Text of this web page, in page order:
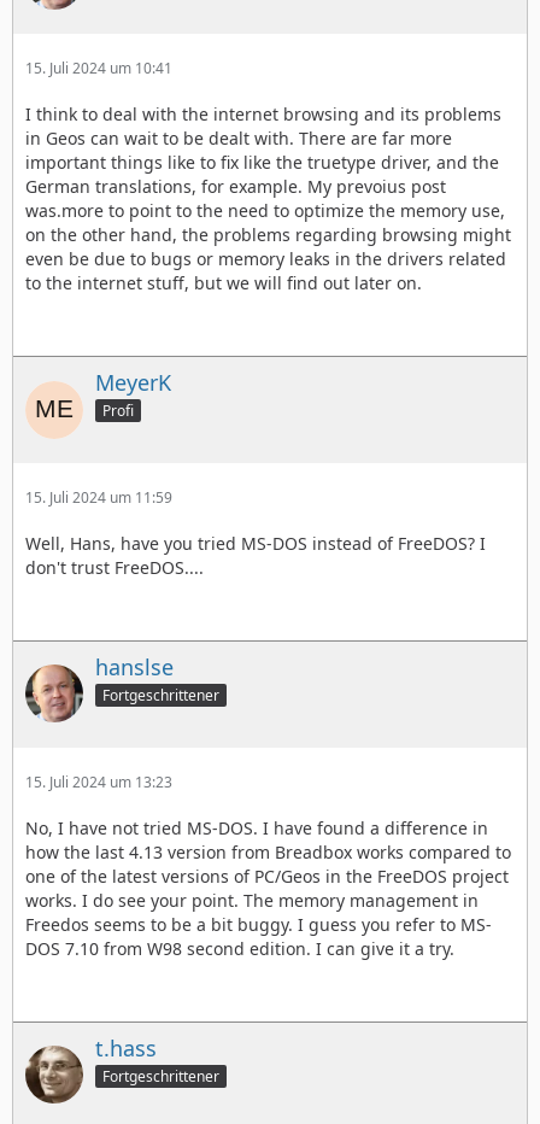
15. Juli 2024 um 10:41
I think to deal with the internet browsing and its problems
in Geos can wait to be dealt with. There are far more
important things like to fix like the truetype driver, and the
German translations, for example. My prevoius post
was.more to point to the need to optimize the memory use,
on the other hand, the problems regarding browsing might
even be due to bugs or memory leaks in the drivers related
to the internet stuff, but we will find out later on.
MeyerK
Profi
15. Juli 2024 um 11:59
Well, Hans, have you tried MS-DOS instead of FreeDOS? I
don't trust FreeDOS....
hanslse
Fortgeschrittener
15. Juli 2024 um 13:23
No, I have not tried MS-DOS. I have found a difference in
how the last 4.13 version from Breadbox works compared to
one of the latest versions of PC/Geos in the FreeDOS project
works. I do see your point. The memory management in
Freedos seems to be a bit buggy. I guess you refer to MS-
DOS 7.10 from W98 second edition. I can give it a try.
t.hass
Fortgeschrittener